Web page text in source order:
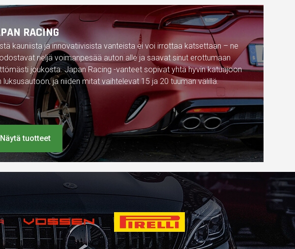
RACING
kauniista ja innovatiivisista vanteista ei voi irrottaa katsettaan – ne
neljä voimanpesää auton alle ja saavat sinut erottumaan
joukosta. Japan Racing -vanteet sopivat yhtä hyvin katuajoon
luksusautoon, ja niiden mitat vaihtelevat 15 ja 20 tuuman välillä.
Näytä tuotteet